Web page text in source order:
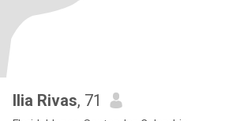
Ilia Rivas, 71